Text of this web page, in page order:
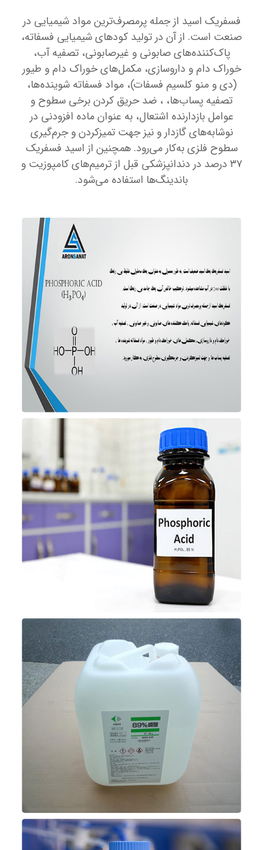
فسفریک اسید از جمله پرمصرف‌ترین مواد شیمیایی در
صنعت است. از آن در تولید کودهای شیمیایی فسفاته،
پاک‌کننده‌های صابونی و غیرصابونی، تصفیه آب،
خوراک دام و داروسازی، مکمل‌های خوراک دام و طیور
(دی و منو کلسیم فسفات)، مواد فسفاته شوینده‌ها،
تصفیه پساب‌ها، ، ضد حریق کردن برخی سطوح و
عوامل بازدارنده اشتعال، به عنوان ماده افزودنی در
نوشابه‌های گازدار و نیز جهت تمیزکردن و جرم‌گیری
سطوح فلزی به‌کار می‌رود. همچنین از اسید فسفریک
۳۷ درصد در دندانپزشکی قبل از ترمیم‌های کامپوزیت و
باندینگ‌ها استفاده می‌شود.